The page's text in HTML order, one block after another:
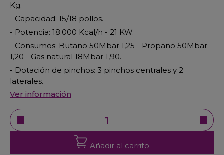
Kg.
- Capacidad: 15/18 pollos.
- Potencia: 18.000 Kcal/h - 21 KW.
- Consumos: Butano 50Mbar 1,25 - Propano 50Mbar
1,20 - Gas natural 18Mbar 1,90.
- Dotación de pinchos: 3 pinchos centrales y 2
laterales.
Ver información
Añadir al carrito